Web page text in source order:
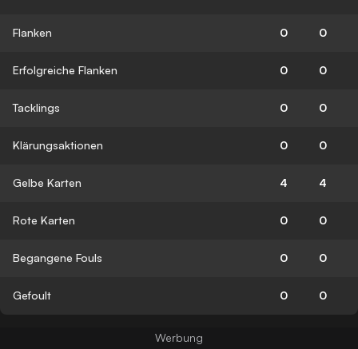
Flanken 0 0
Erfolgreiche Flanken 0 0
Tacklings 0 0
Klärungsaktionen 0 0
Gelbe Karten 4 4
Rote Karten 0 0
Begangene Fouls 0 0
Gefoult 0 0